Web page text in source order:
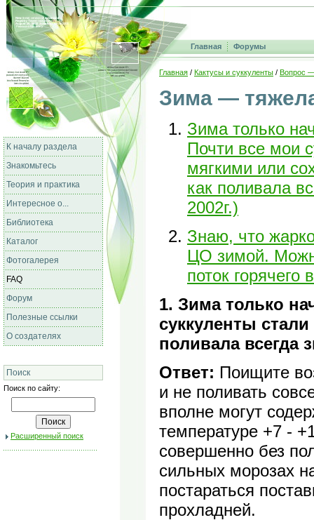
Главная Форумы
К началу раздела
Знакомьтесь
Теория и практика
Интересное о...
Библиотека
Каталог
Фотогалерея
FAQ
Форум
Полезные ссылки
О создателях
Поиск
Поиск по сайту:
Расширенный поиск
Главная / Кактусы и суккуленты / Вопрос
Зима —
Зима только
Почти все мои
мягкими или
как поливала
2002г.)
Знаю, что
ЦО зимой.
поток горячего
1. Зима только
суккуленты
поливала всегда
Ответ: Поищите
и не поливать
вполне могут
температуре +7 -
совершенно без
сильных морозах
постараться
прохладней.